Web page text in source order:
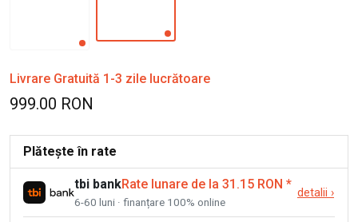
Livrare Gratuită 1-3 zile lucrătoare
999.00 RON
Plătește în rate
tbi bankRate lunare de la 31.15 RON *
6-60 luni · finanțare 100% online
detalii ›